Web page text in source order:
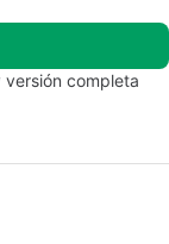
versión completa